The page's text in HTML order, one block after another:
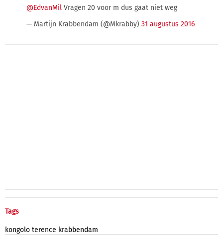
@EdvanMilVragen 20 voor m dus gaat niet weg
— Martijn Krabbendam (@Mkrabby) 31 augustus 2016
Tags
kongolo terence krabbendam